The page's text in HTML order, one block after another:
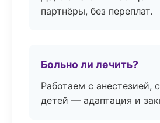
партнёры, без переплат.
Больно ли лечить?
Работаем с анестезией,
детей — адаптация и